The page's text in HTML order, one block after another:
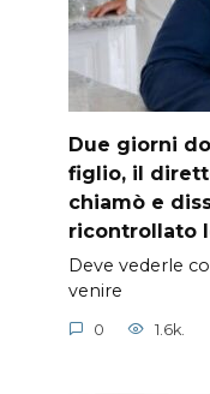
Due giorni
figlio, il
chiamò e
ricontrollato
Deve vederle
venire
0 1.6k.